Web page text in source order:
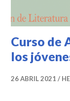
Curso de
los
26 ABRIL 2021